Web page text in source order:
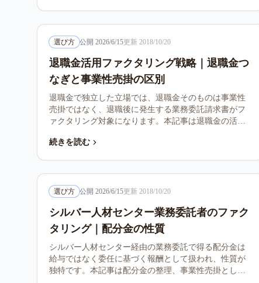
選び方 公開 2026/6/15更新 2018/10/20
退職金活用ファクタリング戦略｜退職金つ
なぎと事業性売掛の区別
退職金で独立した立場では、退職金そのものは事業性
売掛ではなく、退職後に発生する業務委託請求書がフ
ァクタリング対象になります。本記事は退職金の活用
続きを読む
選び方 公開 2026/6/15更新 2018/10/20
シルバー人材センター業務委託者のファク
タリング｜配分金の性質
シルバー人材センター経由の業務委託で得る配分金は
給与ではなく委任に基づく報酬として扱われ、性質が
独特です。本記事は配分金の整理、事業性売掛として